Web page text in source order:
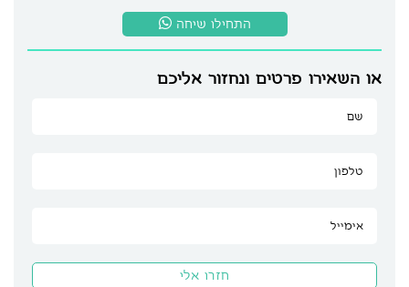
התחילו שיחה
או השאירו פרטים ונחזור אליכם